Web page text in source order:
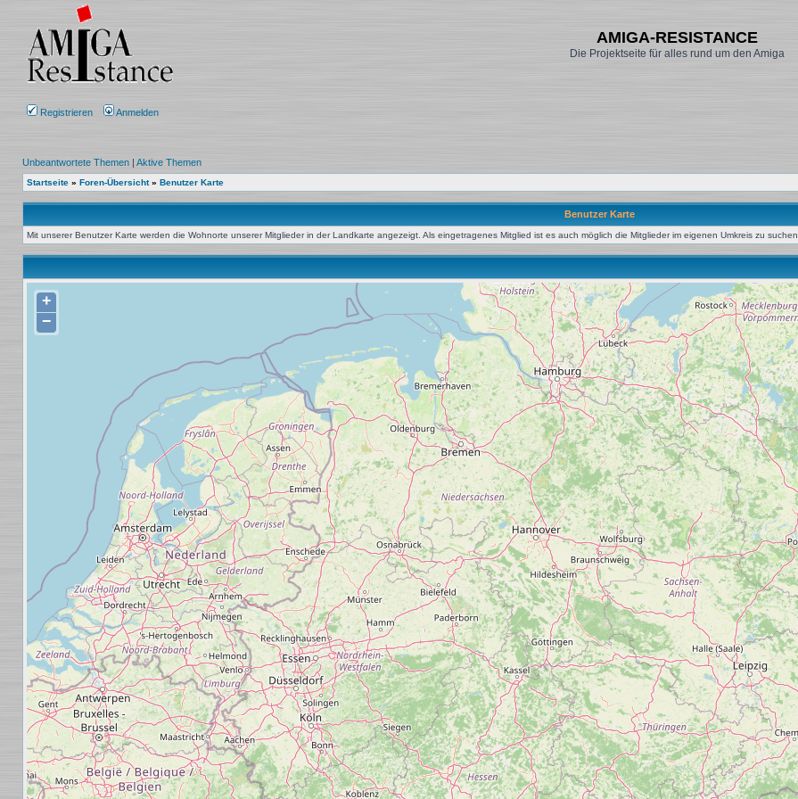
AMIGA-RESISTANCE
Die Projektseite für alles rund um den Amiga
Registrieren Anmelden
Unbeantwortete Themen | Aktive Themen
Startseite » Foren-Übersicht» Benutzer Karte
Benutzer Karte
Mit unserer Benutzer Karte werden die Wohnorte unserer Mitglieder in der Landkarte angezeigt. Als eingetragenes Mitglied ist es auch möglich die Mitglieder im eigenen Umkreis zu suchen.
+
−